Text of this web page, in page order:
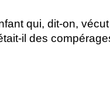
qui, dit-on,
il des